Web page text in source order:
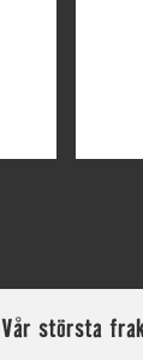
Vår största